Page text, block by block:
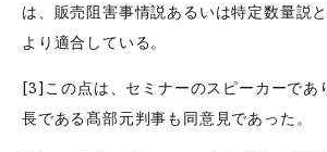
は、販売阻害事情説あるいは特定数量説
より適合している。
[3]この点は、セミナーのスピーカーであ
長である髙部元判事も同意見であった。